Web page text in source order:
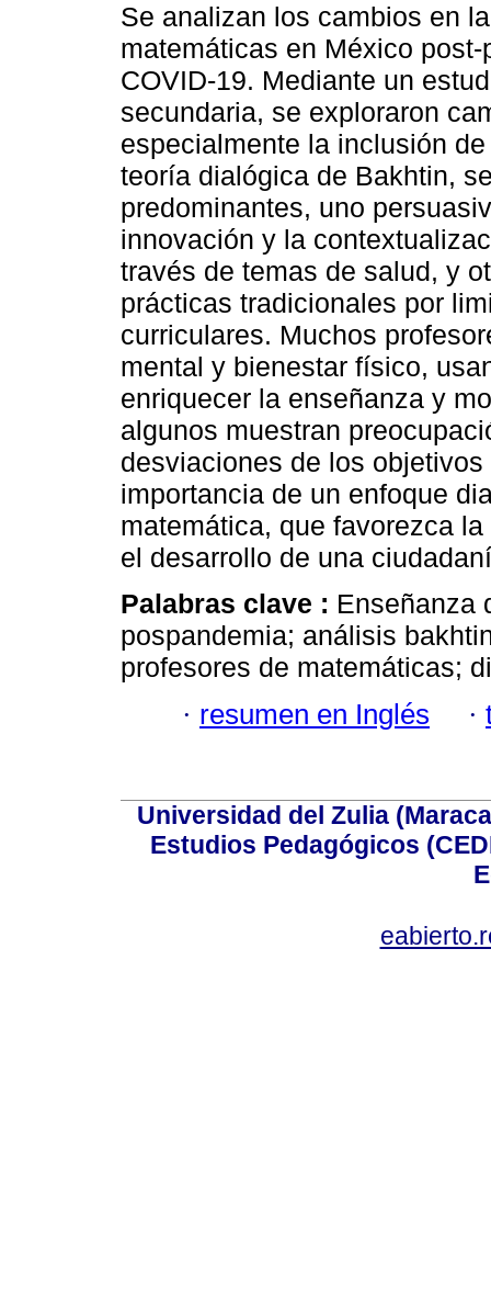
Se analizan los cambios en
matemáticas en México
COVID-19. Mediante un
secundaria, se exploraron
especialmente la inclusión
teoría dialógica de Bakhtin,
predominantes, uno
innovación y la
través de temas de salud, y
prácticas tradicionales por
curriculares. Muchos
mental y bienestar físico,
enriquecer la enseñanza y
algunos muestran
desviaciones de los
importancia de un enfoque
matemática, que favorezca
el desarrollo de una
Palabras clave : Enseñanza
pospandemia; análisis
profesores de matemáticas;
· resumen en Inglés ·
Universidad del Zulia
Estudios Pedagógicos